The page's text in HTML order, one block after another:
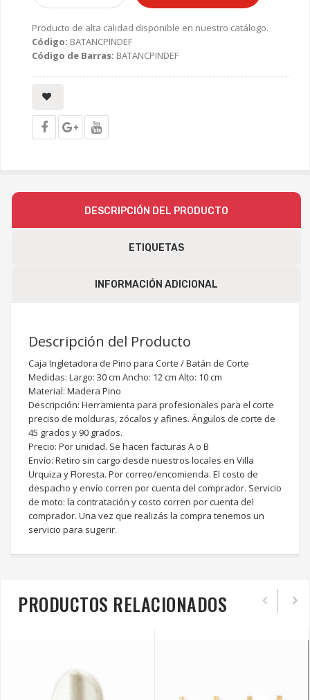
Producto de alta calidad disponible en nuestro catálogo.
Código: BATANCPINDEF
Código de Barras: BATANCPINDEF
DESCRIPCIÓN DEL PRODUCTO
ETIQUETAS
INFORMACIÓN ADICIONAL
Descripción del Producto
Caja Ingletadora de Pino para Corte / Batán de Corte
Medidas: Largo: 30 cm Ancho: 12 cm Alto: 10 cm
Material: Madera Pino
Descripción: Herramienta para profesionales para el corte
preciso de molduras, zócalos y afines. Ángulos de corte de
45 grados y 90 grados.
Precio: Por unidad. Se hacen facturas A o B
Envío: Retiro sin cargo desde nuestros locales en Villa
Urquiza y Floresta. Por correo/encomienda. El costo de
despacho y envío corren por cuenta del comprador. Servicio
de moto: la contratación y costo corren por cuenta del
comprador. Una vez que realizás la compra tenemos un
servicio para sugerir.
PRODUCTOS RELACIONADOS